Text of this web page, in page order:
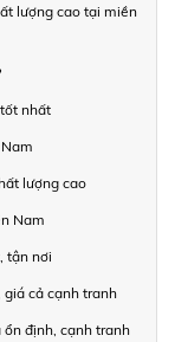
lượng cao tại miền
nhất
lượng cao
Nam
tận nơi
giá cả cạnh tranh
định, cạnh tranh